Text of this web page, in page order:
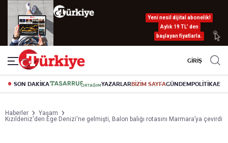
Yeni nesil dijital abonelik!
Aylık 19 TL’ den
başlayan fiyatlarla.
GİRİŞ
SON DAKİKA YAZARLARBİZİM SAYFAGÜNDEMPOLİTİKA
Haberler
Yaşam
Kızıldeniz'den Ege Denizi'ne gelmişti, Balon balığı rotasını Marmara’ya çevirdi